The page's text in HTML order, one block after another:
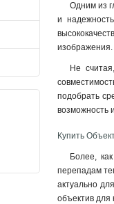
Одним из
и
изображения.
Не
подобрать
возможность
Купить
Более,
перепадам
актуально
объектив